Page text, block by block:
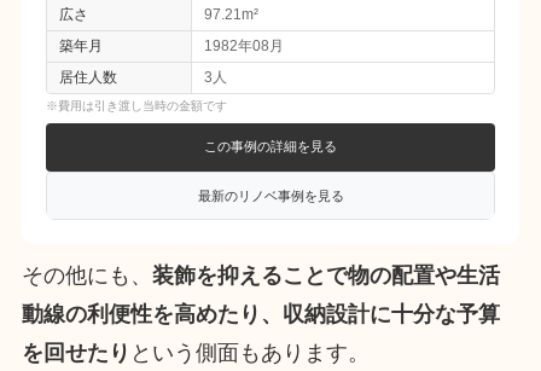
広さ
97.21m²
築年月
1982年08月
居住人数
3人
※費用は引き渡し当時の金額です
この事例の詳細を見る
最新のリノベ事例を見る
その他にも、 装飾を抑えることで物の配置や生活
動線の利便性を高めたり、収納設計に十分な予算
を回せたり という側面もあります。